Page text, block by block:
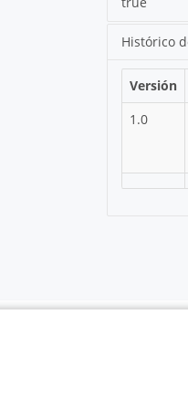
Histórico
Versión
1.0